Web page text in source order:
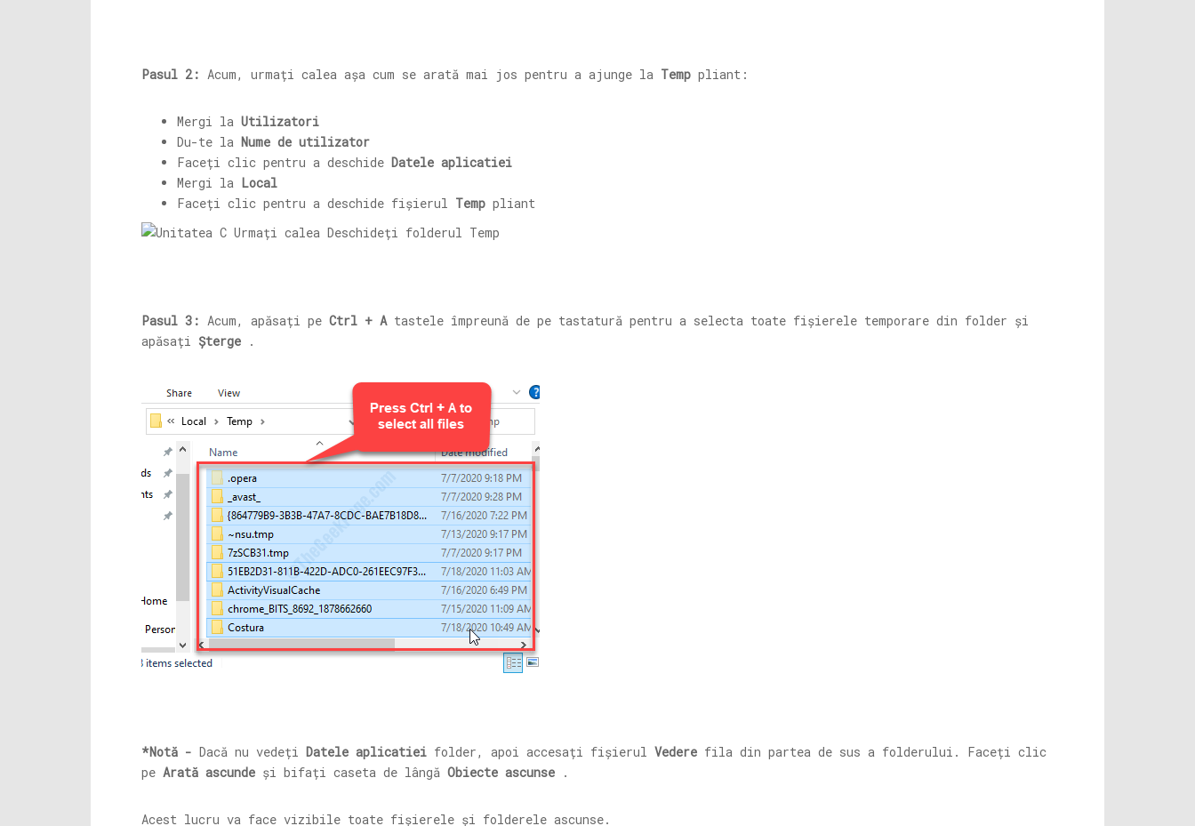
Pasul 2: Acum, urmați calea așa cum se arată mai jos pentru a ajunge la Temp pliant:
Mergi la Utilizatori
Du-te la Nume de utilizator
Faceți clic pentru a deschide Datele aplicatiei
Mergi la Local
Faceți clic pentru a deschide fișierul Temp pliant
Pasul 3: Acum, apăsați pe Ctrl + Atastele împreună de pe tastatură pentru a selecta toate fișierele temporare din folder și
apăsați Șterge .
*Notă - Dacă nu vedeți Datele aplicatiei folder, apoi accesați fișierul Vedere fila din partea de sus a folderului. Faceți clic
pe Arată ascunde și bifați caseta de lângă Obiecte ascunse .
Acest lucru va face vizibile toate fișierele și folderele ascunse.